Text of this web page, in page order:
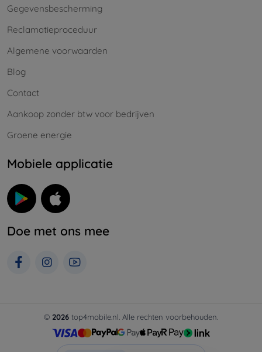
Gegevensbescherming
Reclamatieproceduur
Algemene voorwaarden
Blog
Contact
Aankoop zonder btw voor bedrijven
Groene energie
Mobiele applicatie
Doe met ons mee
© 2026 top4mobile.nl. Alle rechten voorbehouden.